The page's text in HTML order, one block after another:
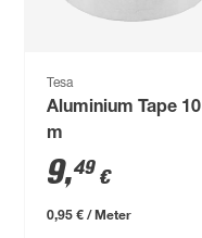
Tesa
Aluminium Tape 10
m
9,49 €
0,95 € / Meter